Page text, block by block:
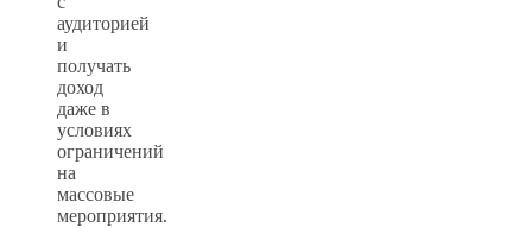
аудиторией
и
получать
доход
даже в
условиях
ограничений
на
массовые
мероприятия.